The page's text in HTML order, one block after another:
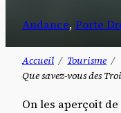
Andance, Porte
Accueil
Tourisme
Que savez-vous des
On les aperçoit